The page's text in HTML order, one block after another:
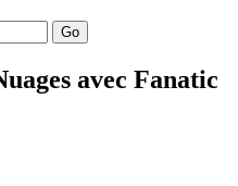
Go
avec Fanatic